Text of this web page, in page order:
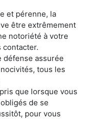
et pérenne, la
être extrêmement
notoriété à votre
contacter.
défense assurée
tous les
que lorsque vous
de se
pour vous